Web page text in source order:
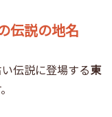
伝説の地名
伝説に登場する東